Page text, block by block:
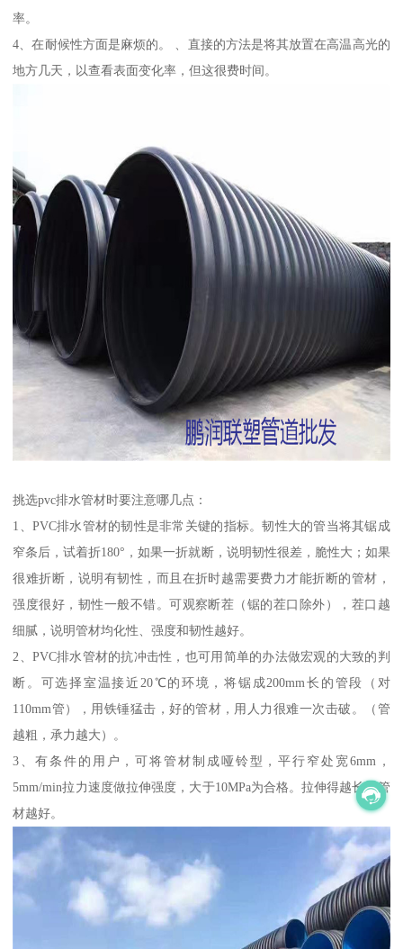
率。
4、在耐候性方面是麻烦的。 、直接的方法是将其放置在高温高光的
地方几天，以查看表面变化率，但这很费时间。
挑选pvc排水管材时要注意哪几点：
1、PVC排水管材的韧性是非常关键的指标。韧性大的管当将其锯成
窄条后，试着折180°，如果一折就断，说明韧性很差，脆性大；如果
很难折断，说明有韧性，而且在折时越需要费力才能折断的管材，
强度很好，韧性一般不错。可观察断茬（锯的茬口除外），茬口越
细腻，说明管材均化性、强度和韧性越好。
2、PVC排水管材的抗冲击性，也可用简单的办法做宏观的大致的判
断。可选择室温接近20℃的环境，将锯成200mm长的管段（对
110mm管），用铁锤猛击，好的管材，用人力很难一次击破。（管
越粗，承力越大）。
3、有条件的用户，可将管材制成哑铃型，平行窄处宽6mm，
5mm/min拉力速度做拉伸强度，大于10MPa为合格。拉伸得越长，管
材越好。